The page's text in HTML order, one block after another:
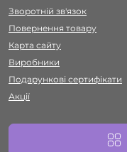
Зворотній зв'язок
Повернення товару
Карта сайту
Виробники
Подарункові сертифікати
Акції